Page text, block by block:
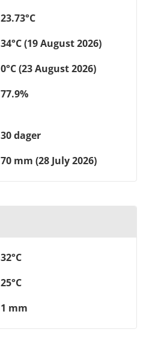
23.73°C
34°C (19 August 2026)
0°C (23 August 2026)
77.9%
30 dager
70 mm (28 July 2026)
32°C
25°C
1 mm